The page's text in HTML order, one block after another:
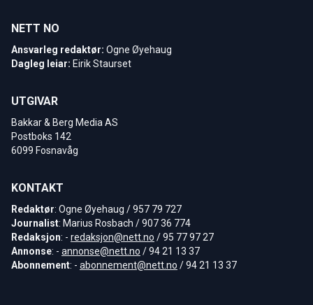
NETT NO
Ansvarleg redaktør: Ogne Øyehaug
Dagleg leiar: Eirik Staurset
UTGIVAR
Bakkar & Berg Media AS
Postboks 142
6099 Fosnavåg
KONTAKT
Redaktør: Ogne Øyehaug / 957 79 727
Journalist: Marius Rosbach / 907 36 774
Redaksjon: - redaksjon@nett.no / 95 77 97 27
Annonse: - annonse@nett.no / 94 21 13 37
Abonnement: - abonnement@nett.no / 94 21 13 37